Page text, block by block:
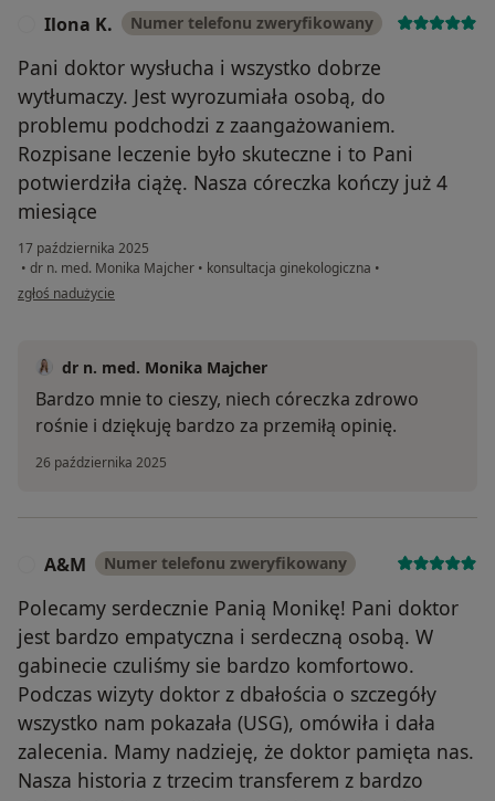
Ilona K. Numer telefonu zweryfikowany
Pani doktor wysłucha i wszystko dobrze
wytłumaczy. Jest wyrozumiała osobą, do
problemu podchodzi z zaangażowaniem.
Rozpisane leczenie było skuteczne i to Pani
potwierdziła ciążę. Nasza córeczka kończy już 4
miesiące
17 października 2025
• dr n. med. Monika Majcher • konsultacja ginekologiczna •
w opinii użytkownika Ilona K.
zgłoś nadużycie
dr n. med. Monika Majcher
Bardzo mnie to cieszy, niech córeczka zdrowo
rośnie i dziękuję bardzo za przemiłą opinię.
26 października 2025
A&M Numer telefonu zweryfikowany
Polecamy serdecznie Panią Monikę! Pani doktor
jest bardzo empatyczna i serdeczną osobą. W
gabinecie czuliśmy sie bardzo komfortowo.
Podczas wizyty doktor z dbałościa o szczegóły
wszystko nam pokazała (USG), omówiła i dała
zalecenia. Mamy nadzieję, że doktor pamięta nas.
Nasza historia z trzecim transferem z bardzo